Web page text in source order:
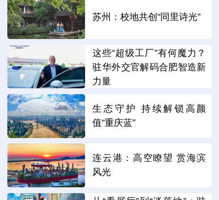
苏州：校地共创“同里诗光”
这些“超级工厂”有何魔力？
驻华外交官解码合肥智造新
力量
生态守护 持续解锁高颜
值“重庆蓝”
连云港：高空瞭望 赏海滨
风光